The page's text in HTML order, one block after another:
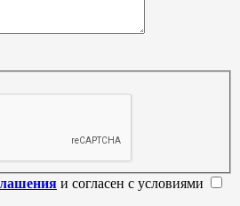
и согласен с условиями